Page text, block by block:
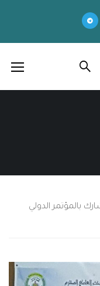
بالمؤتمر الدولي